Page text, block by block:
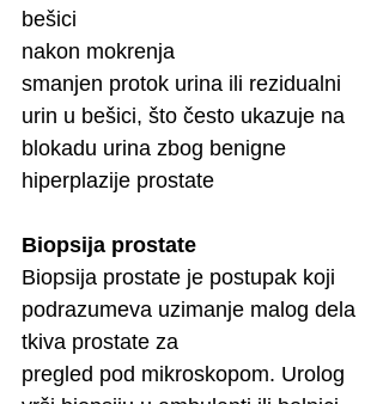
bešici
nakon mokrenja
smanjen protok urina ili rezidualni
urin u bešici, što često ukazuje na
blokadu urina zbog benigne
hiperplazije prostate
Biopsija prostate
Biopsija prostate je postupak koji
podrazumeva uzimanje malog dela
tkiva prostate za
pregled pod mikroskopom. Urolog